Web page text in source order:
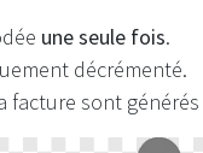
une seule fois.
décrémenté.
facture sont